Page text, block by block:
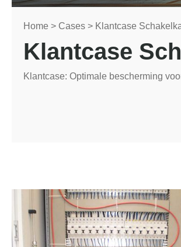
Home > Cases > Klantcase
Klantcase
Klantcase: Optimale bescherming